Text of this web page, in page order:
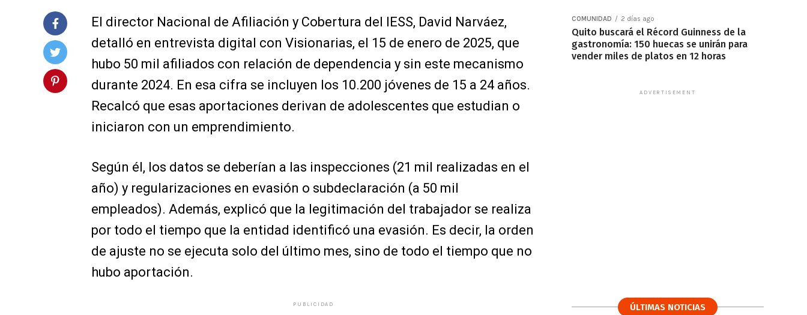
El director Nacional de Afiliación y Cobertura del IESS, David Narváez,
detalló en entrevista digital con Visionarias, el 15 de enero de 2025, que
hubo 50 mil afiliados con relación de dependencia y sin este mecanismo
durante 2024. En esa cifra se incluyen los 10.200 jóvenes de 15 a 24 años.
Recalcó que esas aportaciones derivan de adolescentes que estudian o
iniciaron con un emprendimiento.
Según él, los datos se deberían a las inspecciones (21 mil realizadas en el
año) y regularizaciones en evasión o subdeclaración (a 50 mil
empleados). Además, explicó que la legitimación del trabajador se realiza
por todo el tiempo que la entidad identificó una evasión. Es decir, la orden
de ajuste no se ejecuta solo del último mes, sino de todo el tiempo que no
hubo aportación.
PUBLICIDAD
COMUNIDAD 2 días ago
Quito buscará el Récord Guinness de la
gastronomía: 150 huecas se unirán para
vender miles de platos en 12 horas
ADVERTISEMENT
ÚLTIMAS NOTICIAS